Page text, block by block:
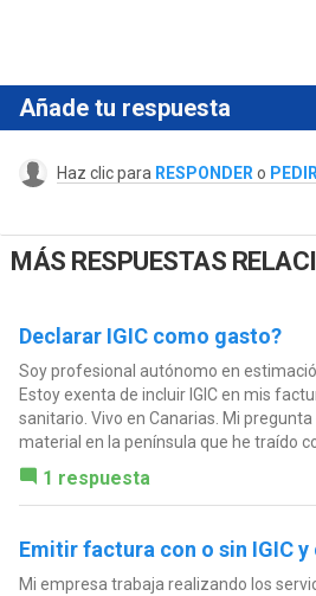
Añade tu respuesta
Haz clic para RESPONDER o
MÁS RESPUESTAS
Declarar IGIC como gasto?
Soy profesional autónomo en
Estoy exenta de incluir IGIC en mis
sanitario. Vivo en Canarias. Mi
material en la península que he traído
1 respuesta
Emitir factura con o sin IGIC
Mi empresa trabaja realizando los